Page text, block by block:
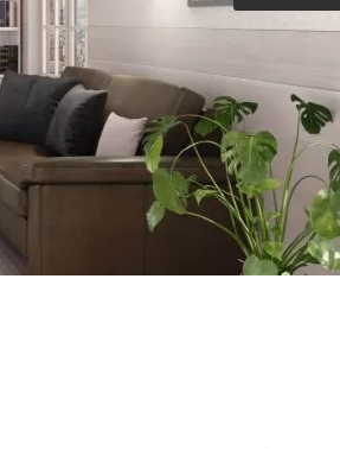
Outdoorküche der Produktlinie
Ultima